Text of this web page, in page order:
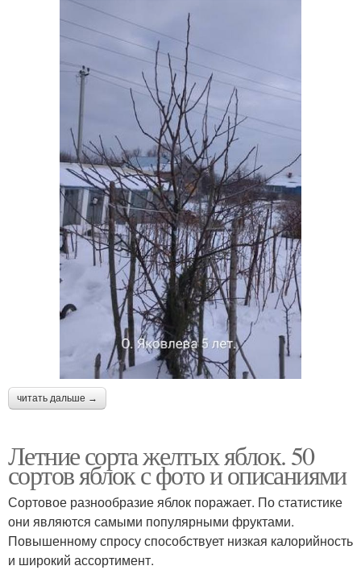
читать дальше →
Летние сорта желтых яблок. 50
сортов яблок с фото и описаниями
Сортовое разнообразие яблок поражает. По статистике
они являются самыми популярными фруктами.
Повышенному спросу способствует низкая калорийность
и широкий ассортимент.